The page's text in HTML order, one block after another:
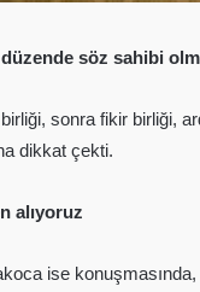
söz sahibi
sonra fikir birliği,
dikkat çekti.
alıyoruz
ise